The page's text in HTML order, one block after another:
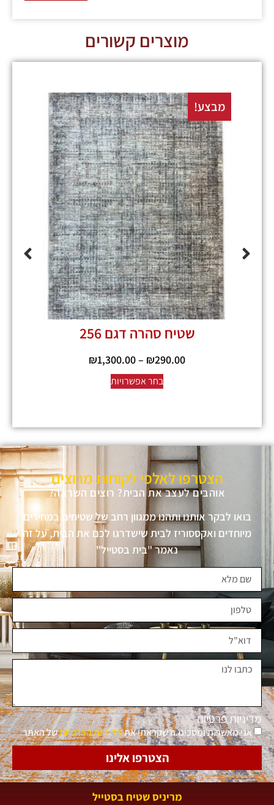
מוצרים קשורים
מבצע!
שטיח סהרה דגם 256
₪290.00
–
₪1,300.00
בחר אפשרויות
הצטרפו לאלפי לקוחות מרוצים
אוהבים לעצב את הבית? רוצים השראה?
בואו לבקר אותנו ותהנו ממגוון רחב של שטיחים במחירים
מיוחדים ואקססוריז לבית שישדרגו לכם את הבית, על זה
נאמר "בית בסטייל"
מדיניות פרטיות
אני מאשר.ת ומסכימ.ה שקראתי אתמדיניות הפרטיותשל האתר
הצטרפו אלינו
מריניס שטיח בסטייל